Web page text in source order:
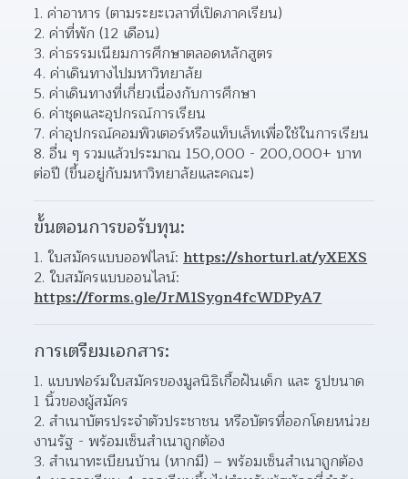
ค่าอาหาร (ตามระยะเวลาที่เปิดภาคเรียน)
ค่าที่พัก (12 เดือน)
ค่าธรรมเนียมการศึกษาตลอดหลักสูตร
ค่าเดินทางไปมหาวิทยาลัย
ค่าเดินทางที่เกี่ยวเนื่องกับการศึกษา
ค่าชุดและอุปกรณ์การเรียน
ค่าอุปกรณ์คอมพิวเตอร์หรือแท็บเล็ทเพื่อใช้ในการเรียน
อื่น ๆ รวมแล้วประมาณ 150,000 - 200,000+ บาท
ต่อปี (ขึ้นอยู่กับมหาวิทยาลัยและคณะ)
ขั้นตอนการขอรับทุน:
ใบสมัครแบบออฟไลน์: https://shorturl.at/yXEXS
https://forms.gle/JrM1Sygn4fcWDPyA7
การเตรียมเอกสาร:
แบบฟอร์มใบสมัครของมูลนิธิเกื้อฝันเด็ก และ รูปขนาด
1 นิ้วของผู้สมัคร
สำเนาบัตรประจำตัวประชาชน หรือบัตรที่ออกโดยหน่วย
งานรัฐ - พร้อมเซ็นสำเนาถูกต้อง
สำเนาทะเบียนบ้าน (หากมี) – พร้อมเซ็นสำเนาถูกต้อง